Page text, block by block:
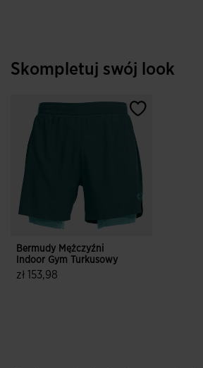
Skompletuj swój look
Bermudy Mężczyźni
Indoor Gym Turkusowy
zł 153,98